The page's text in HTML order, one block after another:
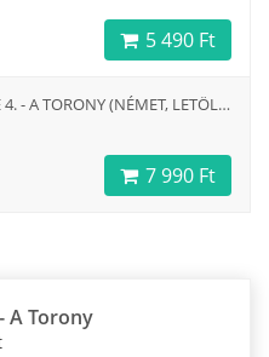
5 490 Ft
CARCASSONNE 4. - A TORONY (NÉMET, LETÖLTHETŐ MAGYAR SZABÁLLYAL) KIEGÉSZÍTŐ
7 990 Ft
A Torony